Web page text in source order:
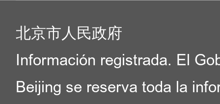
北京市人民政府
Información registrada. El
Beijing se reserva toda la